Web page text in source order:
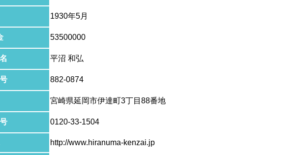
1930年5月
53500000
平沼 和弘
882-0874
宮崎県延岡市伊達町3丁目88番地
0120-33-1504
http://www.hiranuma-kenzai.jp